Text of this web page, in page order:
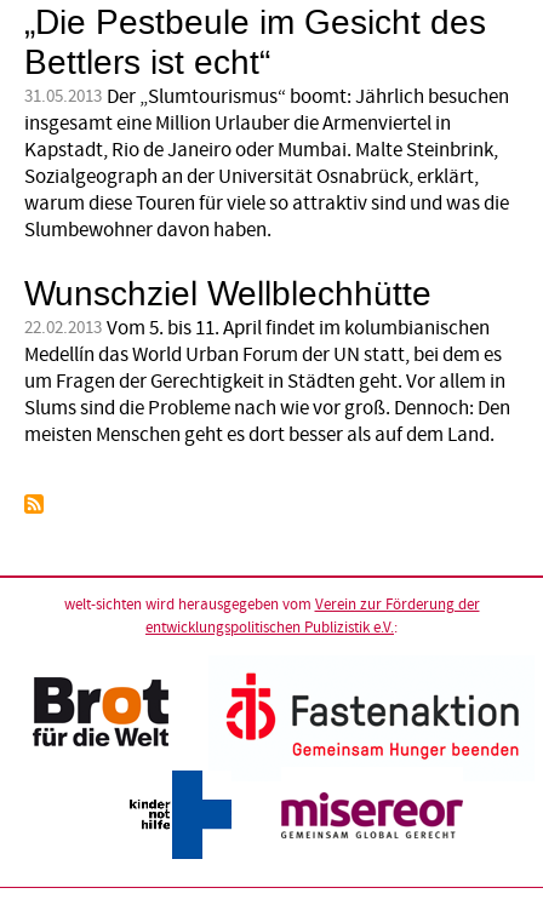
„Die Pestbeule im Gesicht des
Bettlers ist echt“
31.05.2013 Der „Slumtourismus“ boomt: Jährlich besuchen
insgesamt eine Million Urlauber die Armenviertel in
Kapstadt, Rio de Janeiro oder Mumbai. Malte Steinbrink,
Sozialgeograph an der Universität Osnabrück, erklärt,
warum diese Touren für viele so attraktiv sind und was die
Slumbewohner davon haben.
Wunschziel Wellblechhütte
22.02.2013 Vom 5. bis 11. April findet im kolumbianischen
Medellín das World Urban Forum der UN statt, bei dem es
um Fragen der Gerechtigkeit in Städten geht. Vor allem in
Slums sind die Probleme nach wie vor groß. Dennoch: Den
meisten Menschen geht es dort besser als auf dem Land.
welt-sichten wird herausgegeben vom Verein zur Förderung der
entwicklungspolitischen Publizistik e.V.: